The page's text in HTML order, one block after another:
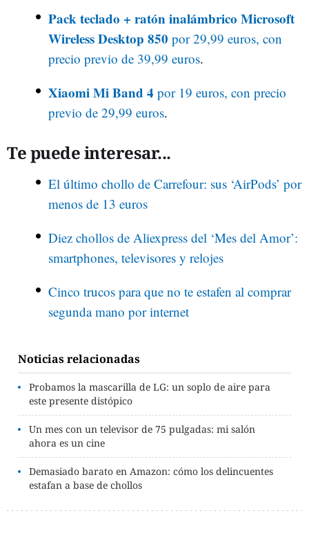
Pack teclado + ratón inalámbrico Microsoft
Wireless Desktop 850 por 29,99 euros, con
precio previo de 39,99 euros.
Xiaomi Mi Band 4 por 19 euros, con precio
previo de 29,99 euros.
Te puede interesar...
El último chollo de Carrefour: sus ‘AirPods’ por
menos de 13 euros
Diez chollos de Aliexpress del ‘Mes del Amor’:
smartphones, televisores y relojes
Cinco trucos para que no te estafen al comprar
segunda mano por internet
Noticias relacionadas
Probamos la mascarilla de LG: un soplo de aire para
este presente distópico
Un mes con un televisor de 75 pulgadas: mi salón
ahora es un cine
Demasiado barato en Amazon: cómo los delincuentes
estafan a base de chollos